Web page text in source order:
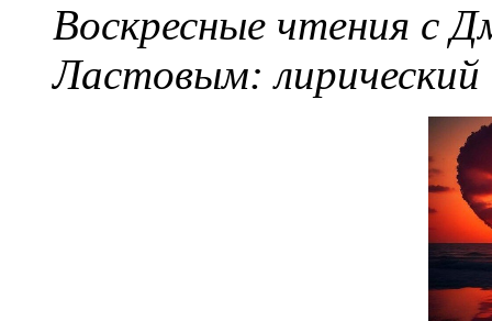
Воскресные чтения с
Ластовым: